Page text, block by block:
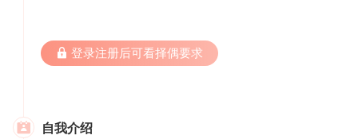
 登录注册后可看择偶要求
 自我介绍